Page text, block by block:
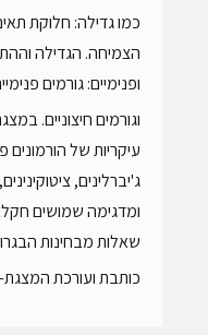
כמו גדילה: חלוקת
הצמיחה. הגדילה
ופנימיים: גורמים
וגורמים חיצוניים.
עיקריות של הורמונים
ומדגימה שמושים
שאלות מבחינות
כותבת ועורכת